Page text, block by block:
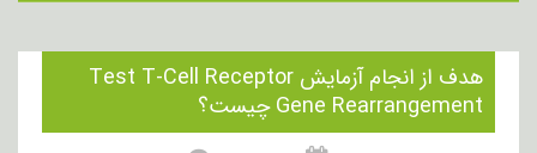
هدف از انجام آزمایش Test T-Cell Receptor
Gene Rearrangement چیست؟